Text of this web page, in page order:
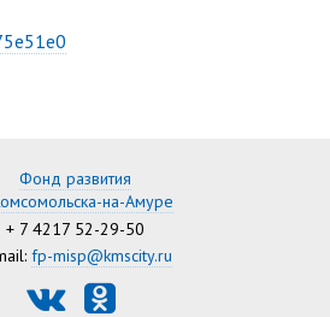
Фонд развития
на-Амуре
+ 7 4217 52-29-50
fp-misp@kmscity.ru